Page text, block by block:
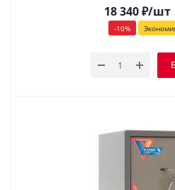
18 340₽/шт
-10%